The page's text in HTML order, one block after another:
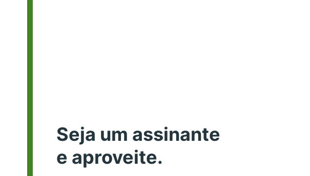
Seja um assinante
e aproveite.